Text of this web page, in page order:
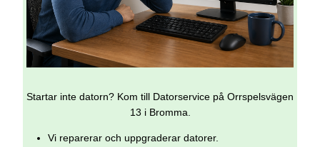
Startar inte datorn? Kom till Datorservice på Orrspelsvägen
13 i Bromma.
Vi reparerar och uppgraderar datorer.